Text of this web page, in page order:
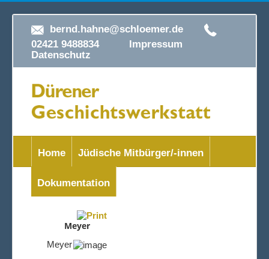
bernd.hahne@schloemer.de
02421 9488834 Impressum
Datenschutz
Home Jüdische Mitbürger/-innen
Dokumentation
Meyer
Meyer